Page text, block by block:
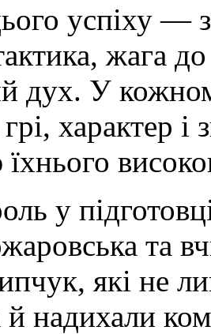
успіху —
жага
дух. У
характер і
у
та
які не
надихали